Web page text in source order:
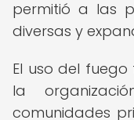
permitió a las
diversas y
El uso del
la
comunidades